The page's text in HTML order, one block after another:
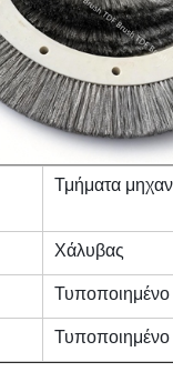
Τμήματα
Χάλυβας